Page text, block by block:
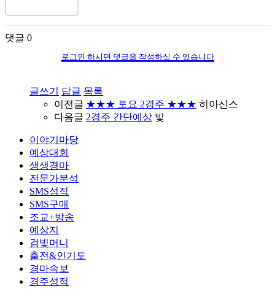
댓글 0
로그인 하시면 댓글을 작성하실 수 있습니다
글쓰기 답글 목록
이전글 ★★★ 토요 2경주 ★★★ 히아신스
다음글 2경주 간단예상 빛
이야기마당
예상대회
생생경마
전문가분석
SMS성적
SMS구매
조교+방송
예상지
검빛머니
출전&인기도
경마속보
경주성적